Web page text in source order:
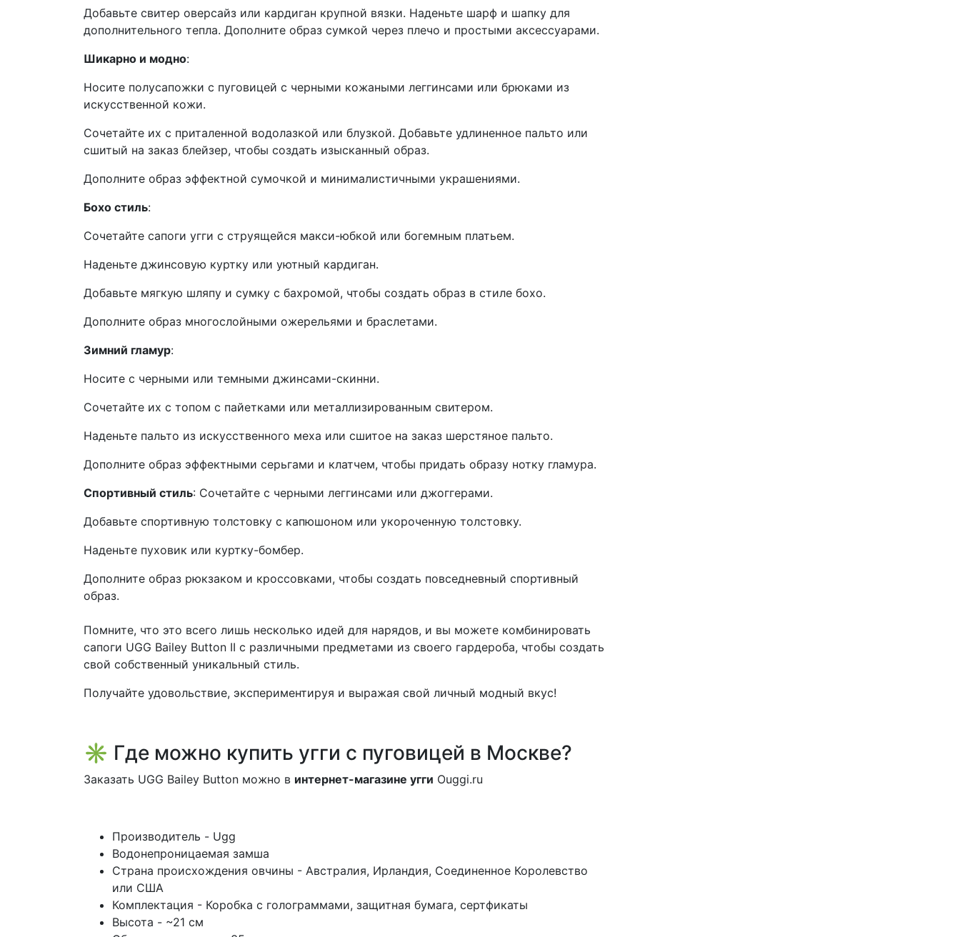
Добавьте свитер оверсайз или кардиган крупной вязки. Наденьте шарф и шапку для
дополнительного тепла. Дополните образ сумкой через плечо и простыми аксессуарами.
Шикарно и модно:
Носите полусапожки с пуговицей с черными кожаными леггинсами или брюками из
искусственной кожи.
Сочетайте их с приталенной водолазкой или блузкой. Добавьте удлиненное пальто или
сшитый на заказ блейзер, чтобы создать изысканный образ.
Дополните образ эффектной сумочкой и минималистичными украшениями.
Бохо стиль:
Сочетайте сапоги угги с струящейся макси-юбкой или богемным платьем.
Наденьте джинсовую куртку или уютный кардиган.
Добавьте мягкую шляпу и сумку с бахромой, чтобы создать образ в стиле бохо.
Дополните образ многослойными ожерельями и браслетами.
Зимний гламур:
Носите с черными или темными джинсами-скинни.
Сочетайте их с топом с пайетками или металлизированным свитером.
Наденьте пальто из искусственного меха или сшитое на заказ шерстяное пальто.
Дополните образ эффектными серьгами и клатчем, чтобы придать образу нотку гламура.
Спортивный стиль: Сочетайте с черными леггинсами или джоггерами.
Добавьте спортивную толстовку с капюшоном или укороченную толстовку.
Наденьте пуховик или куртку-бомбер.
Дополните образ рюкзаком и кроссовками, чтобы создать повседневный спортивный
образ.
Помните, что это всего лишь несколько идей для нарядов, и вы можете комбинировать
сапоги UGG Bailey Button II с различными предметами из своего гардероба, чтобы создать
свой собственный уникальный стиль.
Получайте удовольствие, экспериментируя и выражая свой личный модный вкус!
✳ Где можно купить угги с пуговицей в Москве?
Заказать UGG Bailey Button можно в интернет-магазине угги Ouggi.ru
Производитель - Ugg
Водонепроницаемая замша
Страна происхождения овчины - Австралия, Ирландия, Соединенное Королевство
или США
Комплектация - Коробка с голограммами, защитная бумага, сертфикаты
Высота - ~21 см